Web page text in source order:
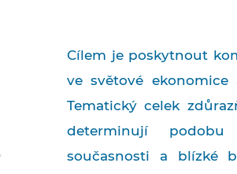
Cílem je poskytnout
ve světové
Tematický celek
determinují
současnosti a blízké